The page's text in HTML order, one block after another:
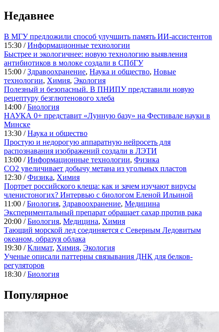
Недавнее
В МГУ предложили способ улучшить память ИИ-ассистентов
15:30 /Информационные технологии
Быстрее и экологичнее: новую технологию выявления
антибиотиков в молоке создали в СПбГУ
15:00 /Здравоохранение, Наука и общество, Новые
технологии, Химия, Экология
Полезный и безопасный. В ПНИПУ представили новую
рецептуру безглютенового хлеба
14:00 /Биология
НАУКА 0+ представит «Лунную базу» на Фестивале науки в
Минске
13:30 /Наука и общество
Простую и недорогую аппаратную нейросеть для
распознавания изображений создали в ЛЭТИ
13:00 /Информационные технологии, Физика
CO2 увеличивает добычу метана из угольных пластов
12:30 /Физика, Химия
Портрет российского клеща: как и зачем изучают вирусы
членистоногих? Интервью с биологом Еленой Ильиной
11:00 /Биология, Здравоохранение, Медицина
Экспериментальный препарат обращает сахар против рака
20:00 /Биология, Медицина, Химия
Тающий морской лед соединяется с Северным Ледовитым
океаном, образуя облака
19:30 /Климат, Химия, Экология
Ученые описали паттерны связывания ДНК для белков-
регуляторов
18:30 /Биология
Популярное